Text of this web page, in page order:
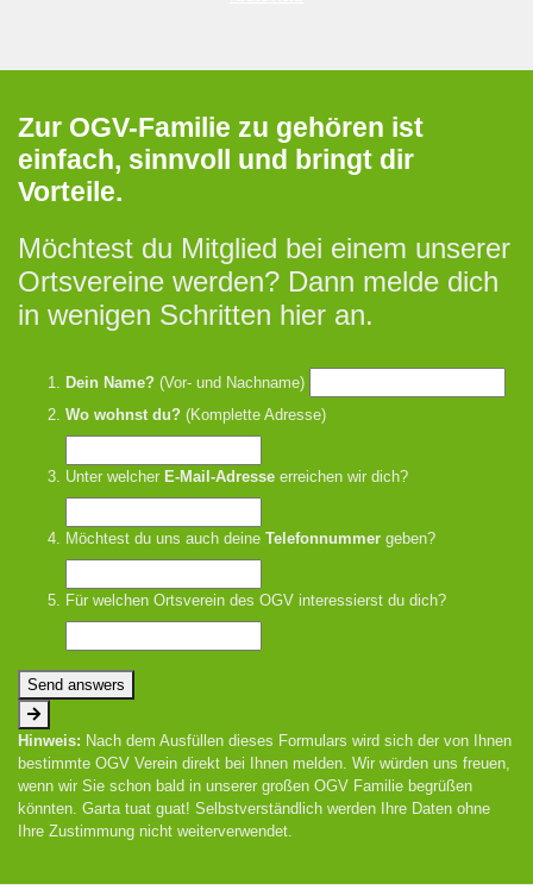
Zur OGV-Familie zu gehören ist
einfach, sinnvoll und bringt dir
Vorteile.
Möchtest du Mitglied bei einem unserer
Ortsvereine werden? Dann melde dich
in wenigen Schritten hier an.
Dein Name? (Vor- und Nachname)
Wo wohnst du? (Komplette Adresse)
Unter welcher E-Mail-Adresse erreichen wir dich?
Möchtest du uns auch deine Telefonnummer geben?
Für welchen Ortsverein des OGV interessierst du dich?
Send answers
Hinweis: Nach dem Ausfüllen dieses Formulars wird sich der von Ihnen
bestimmte OGV Verein direkt bei Ihnen melden. Wir würden uns freuen,
wenn wir Sie schon bald in unserer großen OGV Familie begrüßen
könnten. Garta tuat guat! Selbstverständlich werden Ihre Daten ohne
Ihre Zustimmung nicht weiterverwendet.